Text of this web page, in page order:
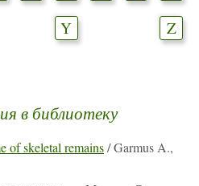
Y Z
в библиотеку
of skeletal remains/ Garmus A.,